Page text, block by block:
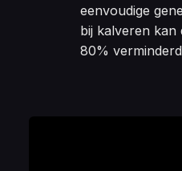
eenvoudige
bij kalveren
80%